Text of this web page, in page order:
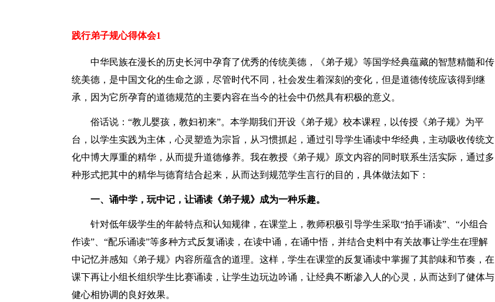
践行弟子规心得体会1
中华民族在漫长的历史长河中孕育了优秀的传统美德，《弟子规》等国学经典蕴藏的智慧精髓和传
统美德，是中国文化的生命之源，尽管时代不同，社会发生着深刻的变化，但是道德传统应该得到继
承，因为它所孕育的道德规范的主要内容在当今的社会中仍然具有积极的意义。
俗话说：“教儿婴孩，教妇初来”。本学期我们开设《弟子规》校本课程，以传授《弟子规》为平
台，以学生实践为主体，心灵塑造为宗旨，从习惯抓起，通过引导学生诵读中华经典，主动吸收传统文
化中博大厚重的精华，从而提升道德修养。我在教授《弟子规》原文内容的同时联系生活实际，通过多
种形式把其中的精华与德育结合起来，从而达到规范学生言行的目的，具体做法如下：
一、诵中学，玩中记，让诵读《弟子规》成为一种乐趣。
针对低年级学生的年龄特点和认知规律，在课堂上，教师积极引导学生采取“拍手诵读”、“小组合
作读”、“配乐诵读”等多种方式反复诵读，在读中诵，在诵中悟，并结合史料中有关故事让学生在理解
中记忆并感知《弟子规》内容所蕴含的道理。这样，学生在课堂的反复诵读中掌握了其韵味和节奏，在
课下再让小组长组织学生比赛诵读，让学生边玩边吟诵，让经典不断渗入人的心灵，从而达到了健体与
健心相协调的良好效果。